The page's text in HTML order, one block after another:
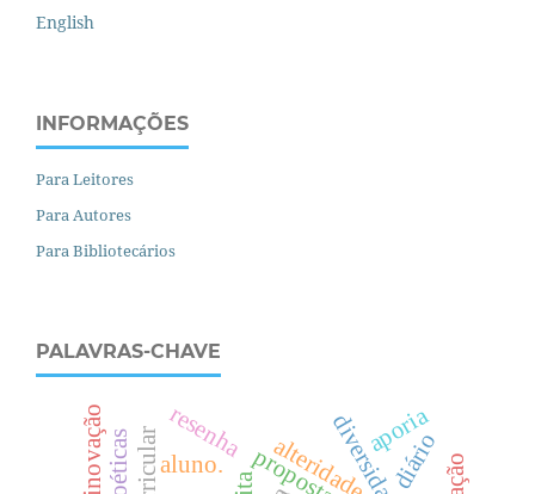
English
INFORMAÇÕES
Para Leitores
Para Autores
Para Bibliotecários
PALAVRAS-CHAVE
diversidade
alteridade
aluno.
resenha diário
aporia